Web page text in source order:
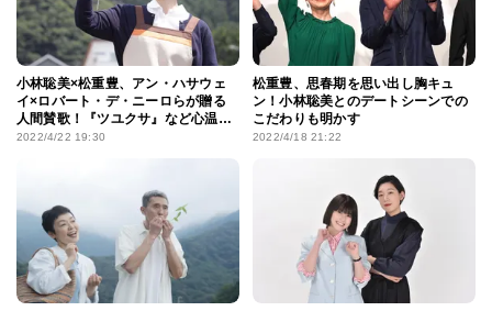
小林聡美×松重豊、アン・ハサウェ
イ×ロバート・デ・ニーロらが贈る
人間賛歌！『ツユクサ』など心温ま
る、大人の観るべき映画8選
2022/4/22 19:30
松重豊、思春期を思い出し胸キュ
ン！小林聡美とのデートシーンでの
こだわりも明かす
2022/4/18 21:22